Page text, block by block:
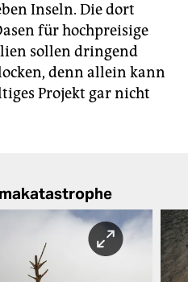
Inseln. Die dort
für hochpreisige
sollen dringend
denn allein kann
Projekt gar nicht